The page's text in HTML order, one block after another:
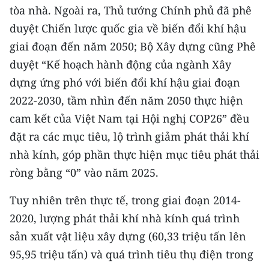
tòa nhà. Ngoài ra, Thủ tướng Chính phủ đã phê
duyệt Chiến lược quốc gia về biến đổi khí hậu
giai đoạn đến năm 2050; Bộ Xây dựng cũng Phê
duyệt “Kế hoạch hành động của ngành Xây
dựng ứng phó với biến đổi khí hậu giai đoạn
2022-2030, tầm nhìn đến năm 2050 thực hiện
cam kết của Việt Nam tại Hội nghị COP26” đều
đặt ra các mục tiêu, lộ trình giảm phát thải khí
nhà kính, góp phần thực hiện mục tiêu phát thải
ròng bằng “0” vào năm 2025.
Tuy nhiên trên thực tế, trong giai đoạn 2014-
2020, lượng phát thải khí nhà kính quá trình
sản xuất vật liệu xây dựng (60,33 triệu tấn lên
95,95 triệu tấn) và quá trình tiêu thụ điện trong